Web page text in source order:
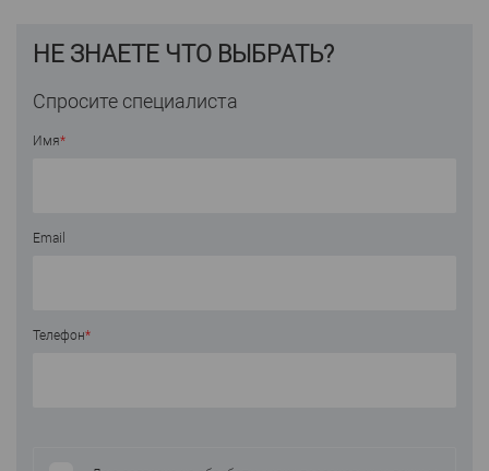
НЕ ЗНАЕТЕ ЧТО ВЫБРАТЬ?
Спросите специалиста
Имя*
Email
Телефон*